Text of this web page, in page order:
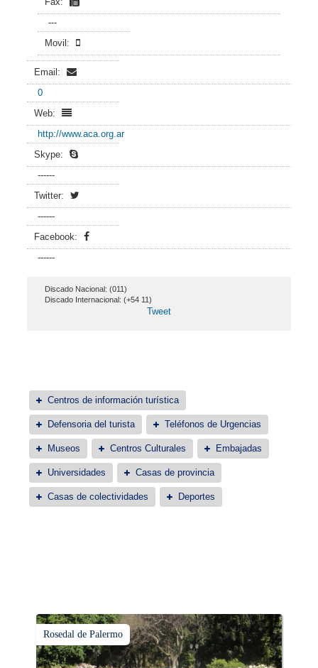
---
Movil:
Email:
0
Web:
http://www.aca.org.ar
Skype:
------
Twitter:
------
Facebook:
------
Discado Nacional: (011)
Discado Internacional: (+54 11)
Tweet
Centros de información turística
Defensoria del turista Teléfonos de Urgencias
Museos Centros Culturales Embajadas
Universidades Casas de provincia
Casas de colectividades Deportes
Rosedal de Palermo